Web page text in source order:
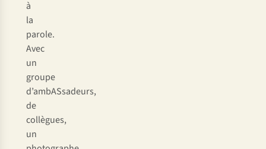
à
la
parole.
Avec
un
groupe
d’ambASsadeurs,
de
collègues,
un